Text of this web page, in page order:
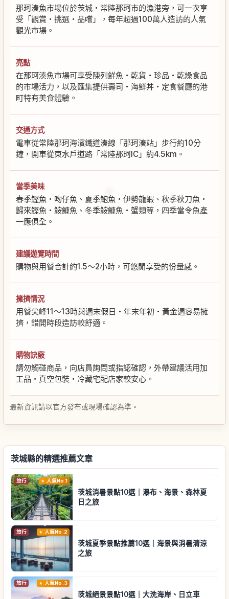
那珂湊魚市場位於茨城・常陸那珂市的漁港旁，可一次享
受「觀賞・挑選・品嚐」，每年超過100萬人造訪的人氣
觀光市場。
亮點
在那珂湊魚市場可享受陳列鮮魚・乾貨・珍品・乾燥食品
的市場活力，以及匯集提供壽司・海鮮丼・定食餐廳的港
町特有美食體驗。
交通方式
電車從常陸那珂海濱鐵道湊線「那珂湊站」步行約10分
鐘，開車從東水戶道路「常陸那珂IC」約4.5km。
當季美味
春季鰹魚・吻仔魚、夏季鮑魚・伊勢龍蝦、秋季秋刀魚・
歸來鰹魚・鮟鱇魚、冬季鮟鱇魚・蟹類等，四季當令魚產
一應俱全。
建議遊覽時間
購物與用餐合計約1.5～2小時，可悠閒享受的份量感。
擁擠情況
用餐尖峰11～13時與週末假日・年末年初・黃金週容易擁
擠，錯開時段造訪較舒適。
購物訣竅
請勿觸碰商品，向店員詢問或指認確認，外帶建議活用加
工品・真空包裝・冷藏宅配店家較安心。
最新資訊請以官方發布或現場確認為準。
茨城縣的精選推薦文章
旅行 人氣No.1
茨城消暑景點10選｜瀑布、海景、森林夏
日之旅
旅行 人氣No.2
茨城夏季景點推薦10選｜海景與消暑清涼
之旅
旅行 人氣No.3
茨城絕景景點10選｜大洗海岸、日立車